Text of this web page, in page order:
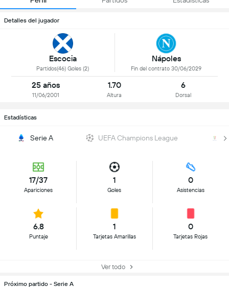
Detalles del jugador
Escocia
Partidos(46) Goles (2)
Nápoles
Fin del contrato 30/06/2029
25 años
11/06/2001
1.70
Altura
6
Dorsal
Estadísticas
Serie A UEFA Champions League
17/37
Apariciones
1
Goles
0
Asistencias
6.8
Puntaje
1
Tarjetas Amarillas
0
Tarjetas Rojas
Ver todo
Próximo partido - Serie A